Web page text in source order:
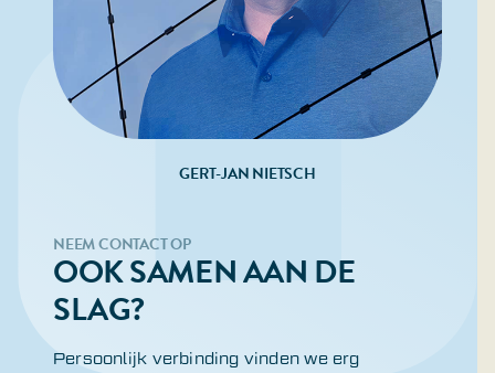
GERT-JAN NIETSCH
NEEM CONTACT OP
OOK SAMEN AAN DE
SLAG?
Persoonlijk verbinding vinden we erg